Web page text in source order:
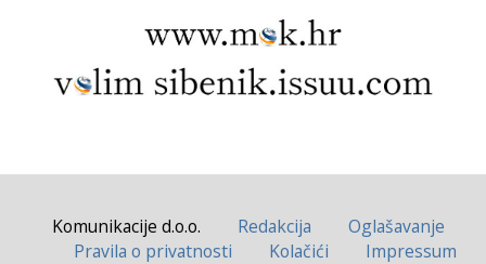
Komunikacije d.o.o. Redakcija
Oglašavanje
Pravila o privatnosti
Kolačići
Impressum